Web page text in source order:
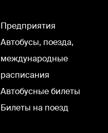
Предприятия
Автобусы, поезда,
международные
расписания
Автобусные билеты
Билеты на поезд